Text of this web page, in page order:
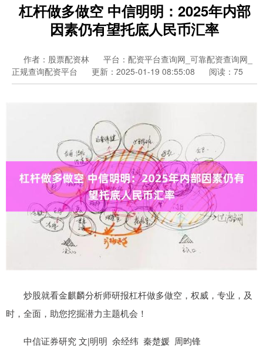
杠杆做多做空 中信明明：2025年内部
因素仍有望托底人民币汇率
作者：股票配资林
平台：配资平台查询网_可靠配资查询网_
正规查询配资平台
更新：2025-01-19 08:55:08 阅读：75
炒股就看金麒麟分析师研报杠杆做多做空，权威，专业，及
时，全面，助您挖掘潜力主题机会！
中信证券研究 文|明明 余经纬 秦楚媛 周昀锋